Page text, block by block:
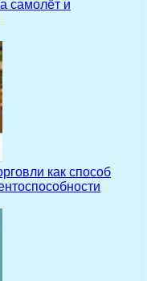
самолёт и
как способ